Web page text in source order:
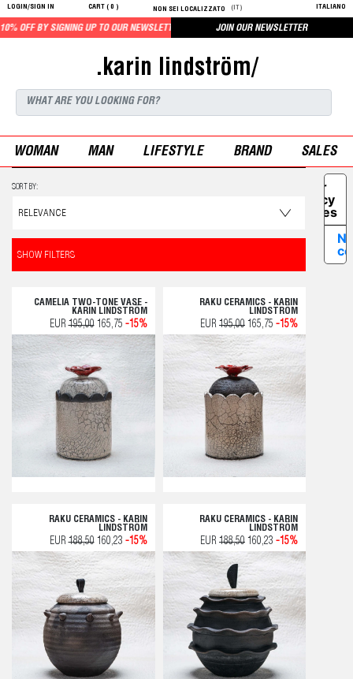
LOGIN/SIGN IN CART ( 0 ) NON SEI LOCALIZZATO (IT) ITALIANO
BY SIGNING UP TO OUR NEWSLETTER JOIN OUR NEWSLETTER
.karin lindström/
WOMAN MAN LIFESTYLE BRAND SALES
SORT BY:
SHOW FILTERS
CAMELIA TWO-TONE VASE -
KARIN LINDSTRÖM
EUR195,00165,75 -15%
RAKU CERAMICS - KARIN
LINDSTRÖM
EUR 195,00 165,75 -15%
RAKU CERAMICS - KARIN
LINDSTRÖM
EUR188,50160,23 -15%
RAKU CERAMICS - KARIN
LINDSTRÖM
EUR 188,50 160,23 -15%
Your
Privacy
Choices